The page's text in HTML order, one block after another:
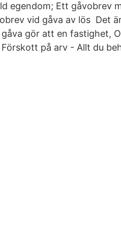
egendom; Ett gåvobrev
vid gåva av lös Det
gör att en fastighet,
på arv - Allt du